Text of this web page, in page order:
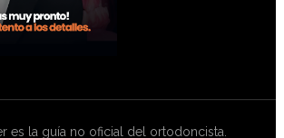
es la guía no oficial del ortodoncista.